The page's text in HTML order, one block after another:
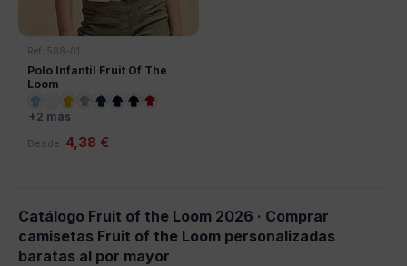
Ref: 588-01
Polo Infantil Fruit Of The
Loom
+2 más
Desde 4,38 €
Catálogo Fruit of the Loom 2026 · Comprar
camisetas Fruit of the Loom personalizadas
baratas al por mayor